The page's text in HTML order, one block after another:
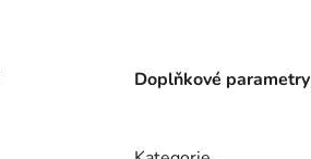
Doplňkové parametry